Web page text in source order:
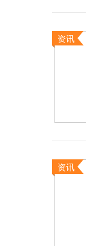
资讯
资讯